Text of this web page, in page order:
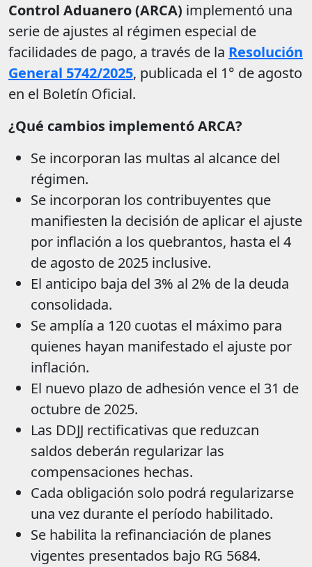
Control Aduanero (ARCA) implementó una
serie de ajustes al régimen especial de
facilidades de pago, a través de la Resolución
General 5742/2025, publicada el 1° de agosto
en el Boletín Oficial.
¿Qué cambios implementó ARCA?
Se incorporan las multas al alcance del
régimen.
Se incorporan los contribuyentes que
manifiesten la decisión de aplicar el ajuste
por inflación a los quebrantos, hasta el 4
de agosto de 2025 inclusive.
El anticipo baja del 3% al 2% de la deuda
consolidada.
Se amplía a 120 cuotas el máximo para
quienes hayan manifestado el ajuste por
inflación.
El nuevo plazo de adhesión vence el 31 de
octubre de 2025.
Las DDJJ rectificativas que reduzcan
saldos deberán regularizar las
compensaciones hechas.
Cada obligación solo podrá regularizarse
una vez durante el período habilitado.
Se habilita la refinanciación de planes
vigentes presentados bajo RG 5684.